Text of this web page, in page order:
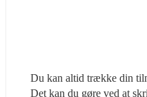
Du kan altid trække din